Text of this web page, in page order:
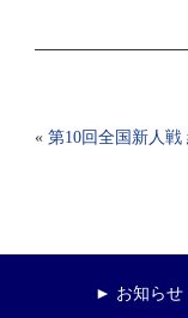
« 第10回全国新人
► お知らせ